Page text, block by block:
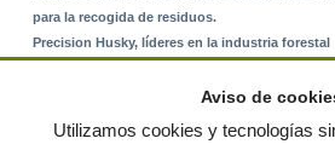
para la recogida de residuos.
Precision Husky, líderes en la industria forestal
Aviso de
Utilizamos cookies y tecnologías